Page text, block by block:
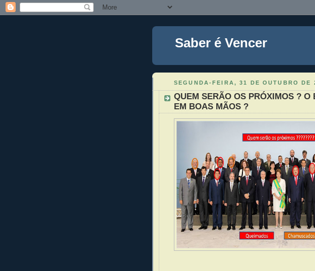
Saber é Vencer
SEGUNDA-FEIRA, 31 DE OUTUBRO DE
QUEM SERÃO OS PRÓXIMOS ? O
EM BOAS MÃOS ?